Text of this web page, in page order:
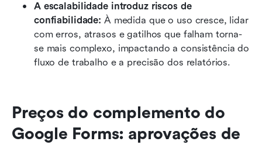
A escalabilidade introduz riscos de
confiabilidade: À medida que o uso cresce, lidar
com erros, atrasos e gatilhos que falham torna-
se mais complexo, impactando a consistência do
fluxo de trabalho e a precisão dos relatórios.
Preços do complemento do
Google Forms: aprovações de